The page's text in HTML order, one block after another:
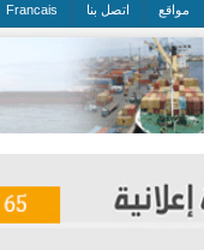
مواقع اتصل بنا Francais